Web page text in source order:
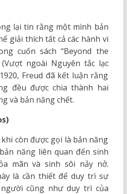
lại tin rằng một mình bản
giải thích tất cả các hành vi
cuốn sách “Beyond the
(Vượt ngoài Nguyên tắc lạc
Freud đã kết luận rằng
đều được chia thành hai
và bản năng chết.
còn được gọi là bản năng
năng liên quan đến sinh
mãn và sinh sôi nảy nở.
là cần thiết để duy trì sự
cũng như duy trì của